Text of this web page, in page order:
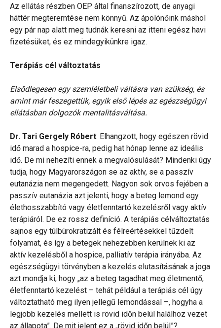
Az ellátás részben OEP által finanszírozott, de anyagi
háttér megteremtése nem könnyű. Az ápolónőink máshol
egy pár nap alatt meg tudnák keresni az itteni egész havi
fizetésüket, és ez mindegyikünkre igaz.
Terápiás cél változtatás
Elsődlegesen egy szemléletbeli váltásra van szükség, és
amint már feszegettük, egyik első lépés az egészségügyi
ellátásban dolgozók mentalitásváltása.
Dr. Tari Gergely Róbert: Elhangzott, hogy egészen rövid
idő marad a hospice-ra, pedig hat hónap lenne az ideális
idő. De mi nehezíti ennek a megvalósulását? Mindenki úgy
tudja, hogy Magyarországon se az aktív, se a passzív
eutanázia nem megengedett. Nagyon sok orvos fejében a
passzív eutanázia azt jelenti, hogy a beteg lemond egy
élethosszabbító vagy életfenntartó kezelésről vagy aktív
terápiáról. De ez rossz definíció. A terápiás célváltoztatás
sajnos egy túlbürokratizált és félreértésekkel tűzdelt
folyamat, és így a betegek nehezebben kerülnek ki az
aktív kezelésből a hospice, palliatív terápia irányába. Az
egészségügyi törvényben a kezelés elutasításának a joga
azt mondja ki, hogy „az a beteg tagadhat meg életmentő,
életfenntartó kezelést – tehát például a terápiás cél úgy
változtatható meg ilyen jellegű lemondással –, hogyha a
legjobb kezelés mellett is rövid időn belül halálhoz vezet
az állapota”. De mit jelent ez a „rövid időn belül”?